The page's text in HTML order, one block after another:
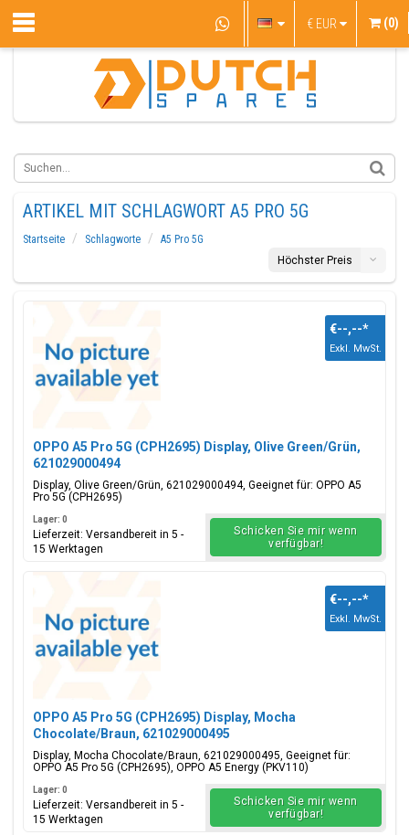
€ EUR (0)
ARTIKEL MIT SCHLAGWORT A5 PRO 5G
Startseite Schlagworte
A5 Pro 5G
Höchster Preis
OPPO A5 Pro 5G (CPH2695) Display, Olive Green/Grün,
621029000494
Display, Olive Green/Grün, 621029000494, Geeignet für: OPPO A5
Pro 5G (CPH2695)
€--,--*
Exkl. MwSt.
Lager: 0
Lieferzeit: Versandbereit in 5 -
15 Werktagen
Schicken Sie mir wenn
verfügbar!
OPPO A5 Pro 5G (CPH2695) Display, Mocha
Chocolate/Braun, 621029000495
Display, Mocha Chocolate/Braun, 621029000495, Geeignet für:
OPPO A5 Pro 5G (CPH2695), OPPO A5 Energy (PKV110)
€--,--*
Exkl. MwSt.
Lager: 0
Lieferzeit: Versandbereit in 5 -
15 Werktagen
Schicken Sie mir wenn
verfügbar!